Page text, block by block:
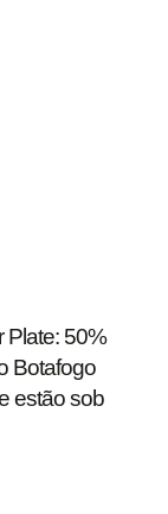
Plate: 50%
Botafogo
estão sob